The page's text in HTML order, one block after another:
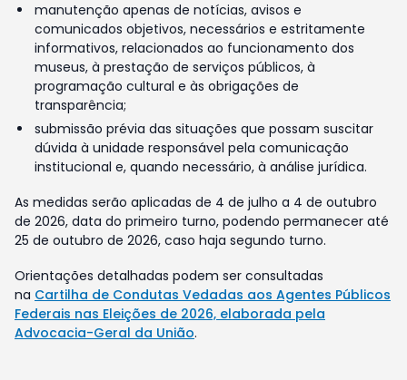
manutenção apenas de notícias, avisos e
comunicados objetivos, necessários e estritamente
informativos, relacionados ao funcionamento dos
museus, à prestação de serviços públicos, à
programação cultural e às obrigações de
transparência;
submissão prévia das situações que possam suscitar
dúvida à unidade responsável pela comunicação
institucional e, quando necessário, à análise jurídica.
As medidas serão aplicadas de 4 de julho a 4 de outubro
de 2026, data do primeiro turno, podendo permanecer até
25 de outubro de 2026, caso haja segundo turno.
Orientações detalhadas podem ser consultadas
na Cartilha de Condutas Vedadas aos Agentes Públicos
Federais nas Eleições de 2026, elaborada pela
Advocacia-Geral da União.